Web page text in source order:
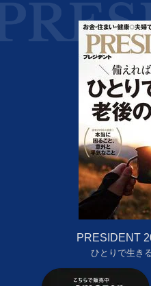
PRESIDENT
ひとりで生き